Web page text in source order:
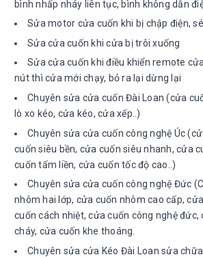
bình nhấp nháy liên tục, bình không dẫn
Sửa motor cửa cuốn khi bị chập điện,
Sửa cửa cuốn khi cửa bị trôi xuống
Sửa cửa cuốn khi điều khiển remote
nút thì cửa mới chạy, bỏ ra lại dừng lại
Chuyên sửa cửa cuốn Đài Loan (cửa
lò xo kéo, cửa kéo, cửa xếp..)
Chuyên sửa cửa cuốn công nghệ Úc
cuốn siêu bền, cửa cuốn siêu nhanh, cửa
cuốn tấm liền, cửa cuốn tốc độ cao..)
Chuyên sửa cửa cuốn công nghệ Đức
nhôm hai lớp, cửa cuốn nhôm cao cấp,
cuốn cách nhiệt, cửa cuốn công nghệ đức,
cháy, cửa cuốn khe thoáng.
Chuyên sửa cửa Kéo Đài Loan sửa